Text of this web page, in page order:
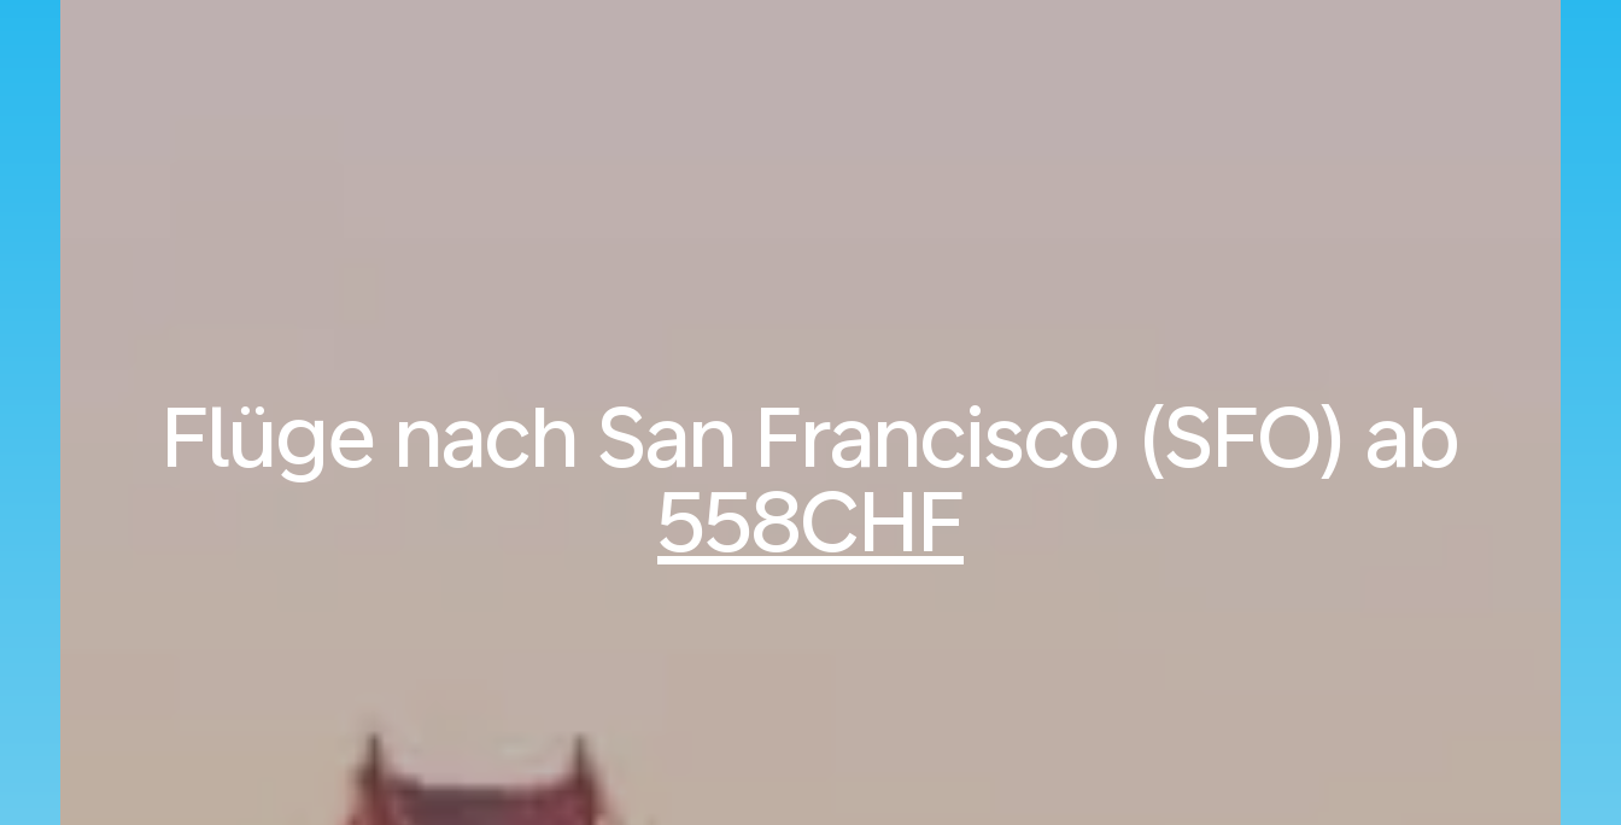
Flüge nach San Francisco (SFO) ab
558CHF